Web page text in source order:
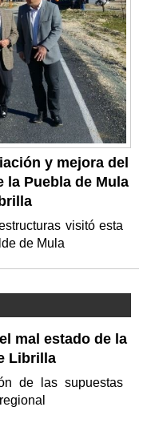
y mejora del
la Puebla de Mula
visitó esta
de Mula
mal estado de la
Librilla
de las supuestas